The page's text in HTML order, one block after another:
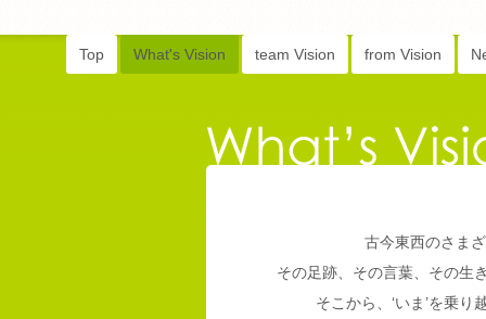
Top What's Vision team Vision from Vision
古今東西のさま
その足跡、その言葉、その生
そこから、‘いま’を乗